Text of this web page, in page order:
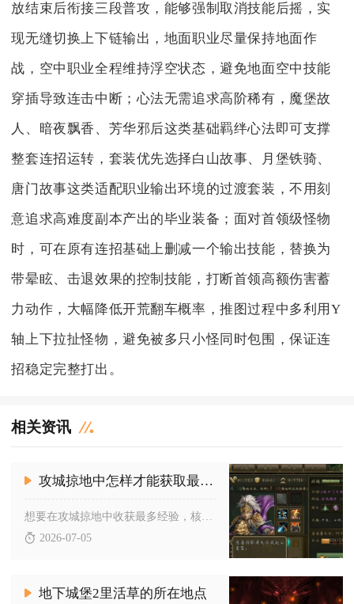
放结束后衔接三段普攻，能够强制取消技能后摇，实
现无缝切换上下链输出，地面职业尽量保持地面作
战，空中职业全程维持浮空状态，避免地面空中技能
穿插导致连击中断；心法无需追求高阶稀有，魔堡故
人、暗夜飘香、芳华邪后这类基础羁绊心法即可支撑
整套连招运转，套装优先选择白山故事、月堡铁骑、
唐门故事这类适配职业输出环境的过渡套装，不用刻
意追求高难度副本产出的毕业装备；面对首领级怪物
时，可在原有连招基础上删减一个输出技能，替换为
带晕眩、击退效果的控制技能，打断首领高额伤害蓄
力动作，大幅降低开荒翻车概率，推图过程中多利用Y
轴上下拉扯怪物，避免被多只小怪同时包围，保证连
招稳定完整打出。
相关资讯
攻城掠地中怎样才能获取最多的经验
想要在攻城掠地中收获最多经验，核心在于合理利用影子部队叠加经...
2026-07-05
地下城堡2里活草的所在地点